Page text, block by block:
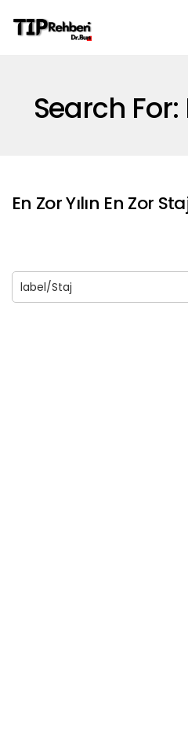
Search
En Zor Yılın En Zor